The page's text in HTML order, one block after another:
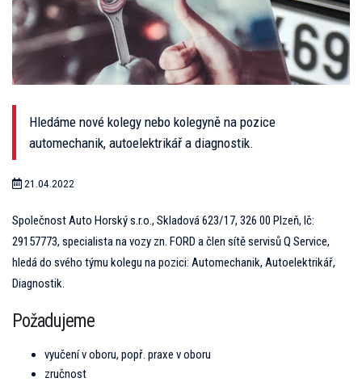
Hledáme nové kolegy nebo kolegyně na pozice
automechanik, autoelektrikář a diagnostik.
21.04.2022
Společnost Auto Horský s.r.o., Skladová 623/17, 326 00 Plzeň, Ič:
29157773, specialista na vozy zn. FORD a člen sítě servisů Q Service,
hledá do svého týmu kolegu na pozici: Automechanik, Autoelektrikář,
Diagnostik.
Požadujeme
vyučení v oboru, popř. praxe v oboru
zručnost